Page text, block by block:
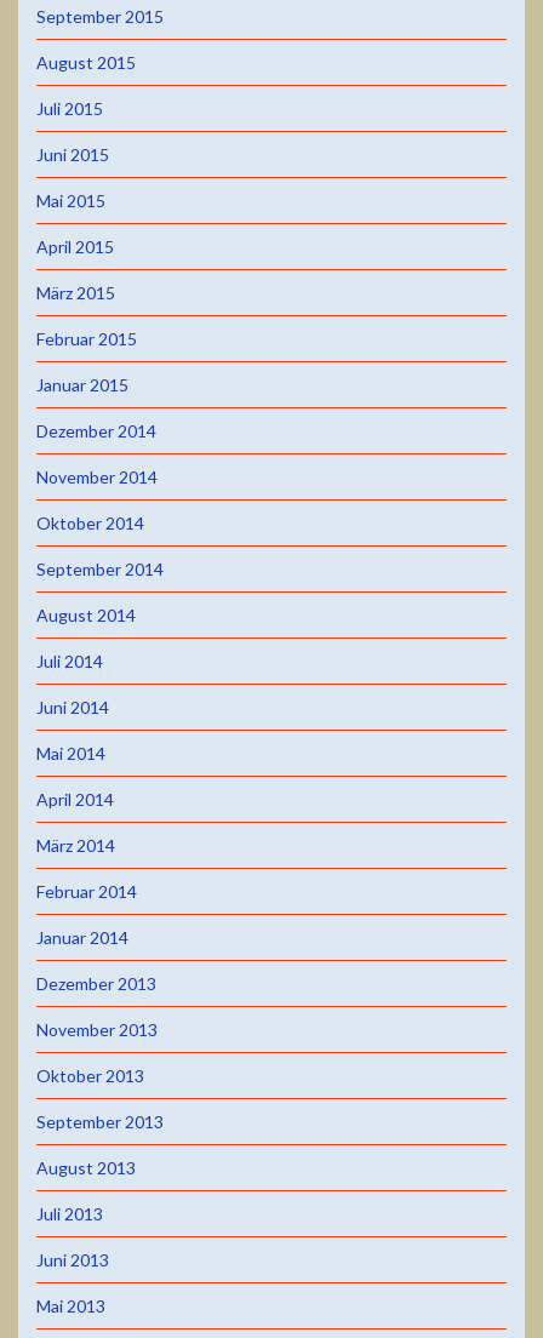
September 2015
August 2015
Juli 2015
Juni 2015
Mai 2015
April 2015
März 2015
Februar 2015
Januar 2015
Dezember 2014
November 2014
Oktober 2014
September 2014
August 2014
Juli 2014
Juni 2014
Mai 2014
April 2014
März 2014
Februar 2014
Januar 2014
Dezember 2013
November 2013
Oktober 2013
September 2013
August 2013
Juli 2013
Juni 2013
Mai 2013